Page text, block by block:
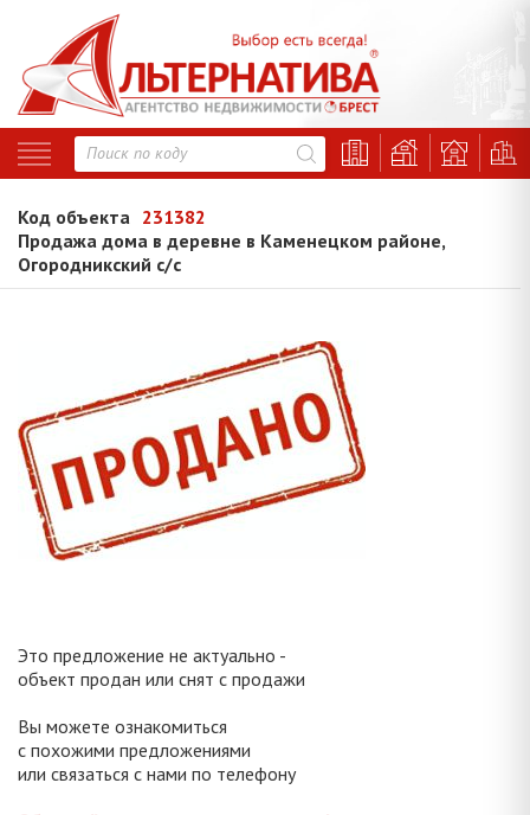
Код объекта 231382
Продажа дома в деревне в Каменецком районе,
Огородникский с/с
Это предложение не актуально -
объект продан или снят с продажи
Вы можете ознакомиться
с похожими предложениями
или связаться с нами по телефону